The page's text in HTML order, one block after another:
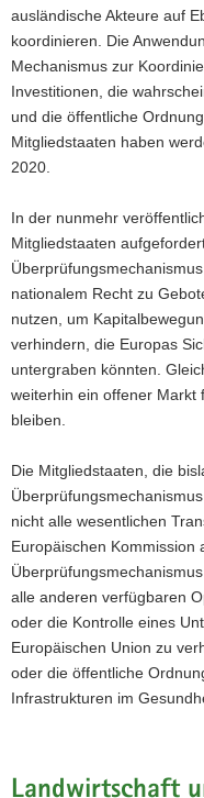
ausländische Akteure auf
koordinieren. Die
Mechanismus zur
Investitionen, die
und die öffentliche
Mitgliedstaaten haben
2020.
In der nunmehr
Mitgliedstaaten
nationalem Recht zu
nutzen, um
verhindern, die Europas
untergraben könnten.
weiterhin ein offener Markt
bleiben.
Die Mitgliedstaaten, die
nicht alle wesentlichen
Europäischen Kommission
alle anderen verfügbaren
oder die Kontrolle eines
Europäischen Union zu
oder die öffentliche
Infrastrukturen im
Landwirtschaft